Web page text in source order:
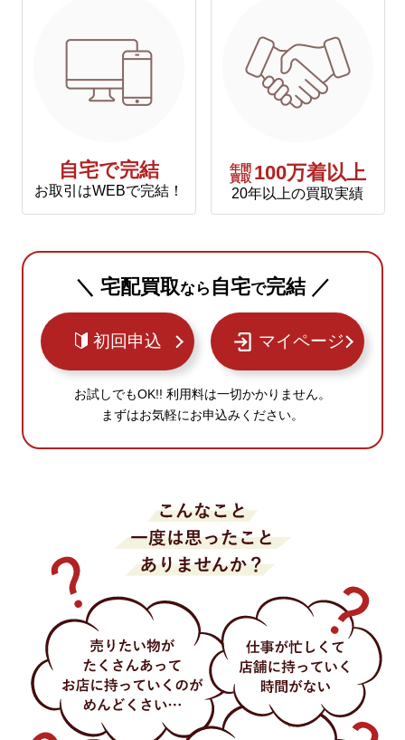
自宅で完結
お取引はWEBで完結！
年間
買取 100万着以上
20年以上の買取実績
＼ 宅配買取なら 自宅で完結 ／
初回申込 マイページ
お試しでもOK!! 利用料は一切かかりません。
まずはお気軽にお申込みください。